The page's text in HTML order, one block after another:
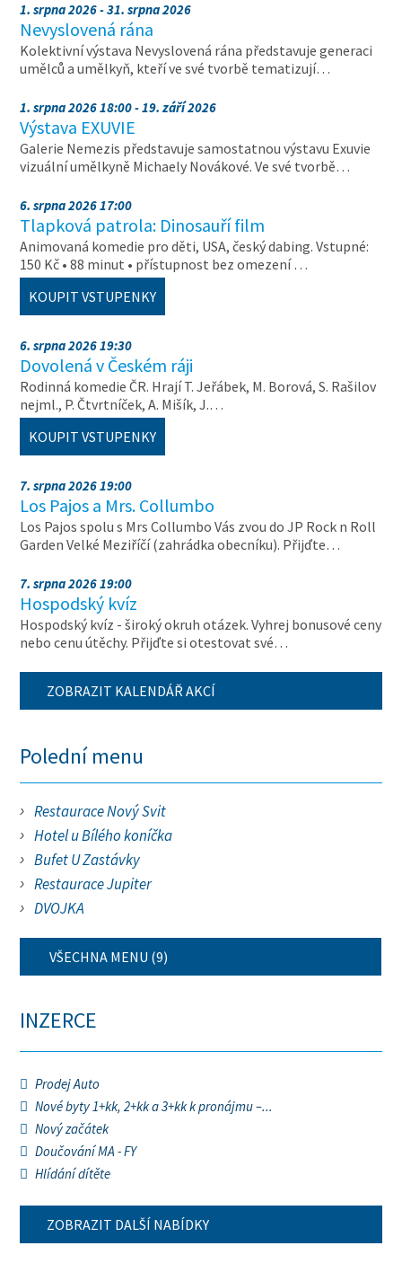
1. srpna 2026 - 31. srpna 2026
Nevyslovená rána
Kolektivní výstava Nevyslovená rána představuje generaci
umělců a umělkyň, kteří ve své tvorbě tematizují…
1. srpna 2026 18:00 - 19. září 2026
Výstava EXUVIE
Galerie Nemezis představuje samostatnou výstavu Exuvie
vizuální umělkyně Michaely Novákové. Ve své tvorbě…
6. srpna 2026 17:00
Tlapková patrola: Dinosauří film
Animovaná komedie pro děti, USA, český dabing. Vstupné:
150 Kč • 88 minut • přístupnost bez omezení …
KOUPIT VSTUPENKY
6. srpna 2026 19:30
Dovolená v Českém ráji
Rodinná komedie ČR. Hrají T. Jeřábek, M. Borová, S. Rašilov
nejml., P. Čtvrtníček, A. Mišík, J.…
KOUPIT VSTUPENKY
7. srpna 2026 19:00
Los Pajos a Mrs. Collumbo
Los Pajos spolu s Mrs Collumbo Vás zvou do JP Rock n Roll
Garden Velké Meziříčí (zahrádka obecníku). Přijďte…
7. srpna 2026 19:00
Hospodský kvíz
Hospodský kvíz - široký okruh otázek. Vyhrej bonusové ceny
nebo cenu útěchy. Přijďte si otestovat své…
ZOBRAZIT KALENDÁŘ AKCÍ
Polední menu
Restaurace Nový Svit
Hotel u Bílého koníčka
Bufet U Zastávky
Restaurace Jupiter
DVOJKA
VŠECHNA MENU (9)
INZERCE
Prodej Auto
Nové byty 1+kk, 2+kk a 3+kk k pronájmu –...
Nový začátek
Doučování MA - FY
Hlídání dítěte
ZOBRAZIT DALŠÍ NABÍDKY